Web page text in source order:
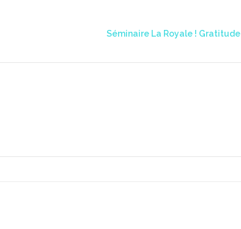
Séminaire La Royale ! Gratitude